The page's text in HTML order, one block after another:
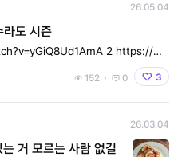
26.05.04
라도 시즌
2 https://w
152 0 3
26.03.04
거 모르는 사람 없길